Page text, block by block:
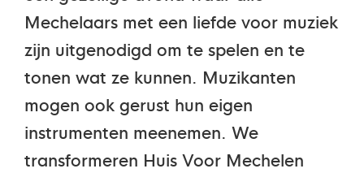
Mechelaars met een liefde voor muziek
zijn uitgenodigd om te spelen en te
tonen wat ze kunnen. Muzikanten
mogen ook gerust hun eigen
instrumenten meenemen. We
transformeren Huis Voor Mechelen